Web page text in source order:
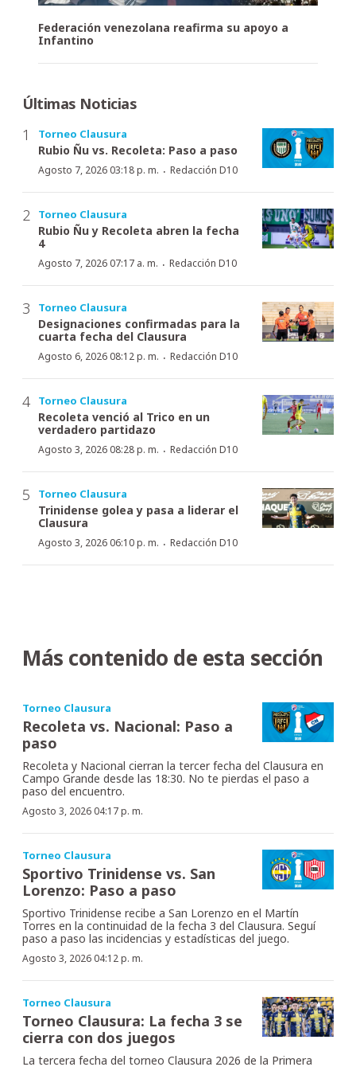
Federación venezolana reafirma su apoyo a
Infantino
Últimas Noticias
Torneo Clausura
Rubio Ñu vs. Recoleta: Paso a paso
Agosto 7, 2026 03:18 p. m. · Redacción D10
Torneo Clausura
Rubio Ñu y Recoleta abren la fecha
4
Agosto 7, 2026 07:17 a. m. · Redacción D10
Torneo Clausura
Designaciones confirmadas para la
cuarta fecha del Clausura
Agosto 6, 2026 08:12 p. m. · Redacción D10
Torneo Clausura
Recoleta venció al Trico en un
verdadero partidazo
Agosto 3, 2026 08:28 p. m. · Redacción D10
Torneo Clausura
Trinidense golea y pasa a liderar el
Clausura
Agosto 3, 2026 06:10 p. m. · Redacción D10
Más contenido de esta sección
Torneo Clausura
Recoleta vs. Nacional: Paso a
paso
Recoleta y Nacional cierran la tercer fecha del Clausura en
Campo Grande desde las 18:30. No te pierdas el paso a
paso del encuentro.
Agosto 3, 2026 04:17 p. m.
Torneo Clausura
Sportivo Trinidense vs. San
Lorenzo: Paso a paso
Sportivo Trinidense recibe a San Lorenzo en el Martín
Torres en la continuidad de la fecha 3 del Clausura. Seguí
paso a paso las incidencias y estadísticas del juego.
Agosto 3, 2026 04:12 p. m.
Torneo Clausura
Torneo Clausura: La fecha 3 se
cierra con dos juegos
La tercera fecha del torneo Clausura 2026 de la Primera